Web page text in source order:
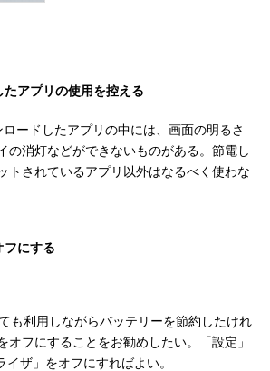
たアプリの使用を控える
ードしたアプリの中には、画面の明るさ
の消灯などができないものがある。節電し
トされているアプリ以外はなるべく使わな
フにする
も利用しながらバッテリーを節約したけれ
オフにすることをお勧めしたい。「設定」
ザ」をオフにすればよい。